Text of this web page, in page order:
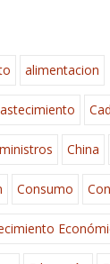
alimentacion
China
Consumo